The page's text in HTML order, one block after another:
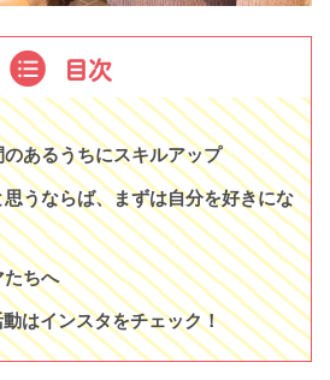
目次
あるうちにスキルアップ
うならば、まずは自分を好きにな
ちへ
はインスタをチェック！